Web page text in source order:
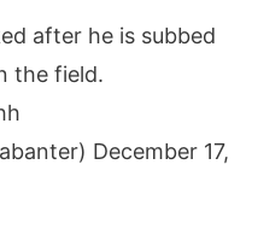
after he is subbed
the field.
December 17,